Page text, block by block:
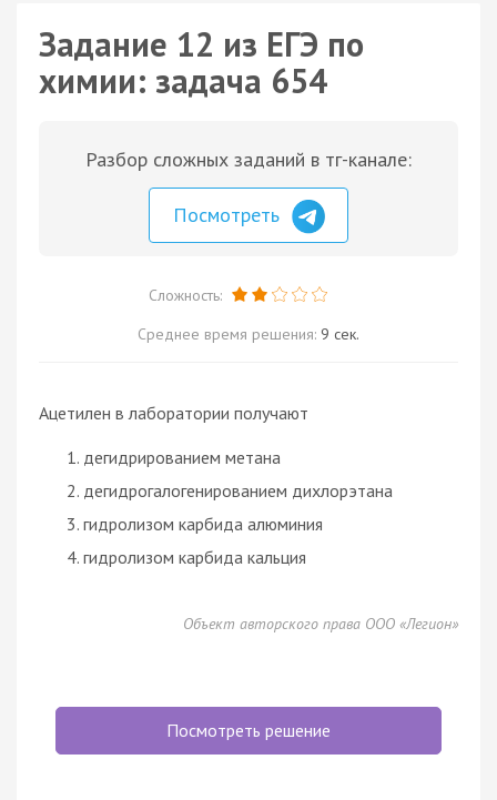
Задание 12 из ЕГЭ по
химии: задача 654
Разбор сложных заданий в тг-канале:
Посмотреть
Сложность:
Среднее время решения: 9 сек.
Ацетилен в лаборатории получают
дегидрированием метана
дегидрогалогенированием дихлорэтана
гидролизом карбида алюминия
гидролизом карбида кальция
Объект авторского права ООО «Легион»
Посмотреть решение